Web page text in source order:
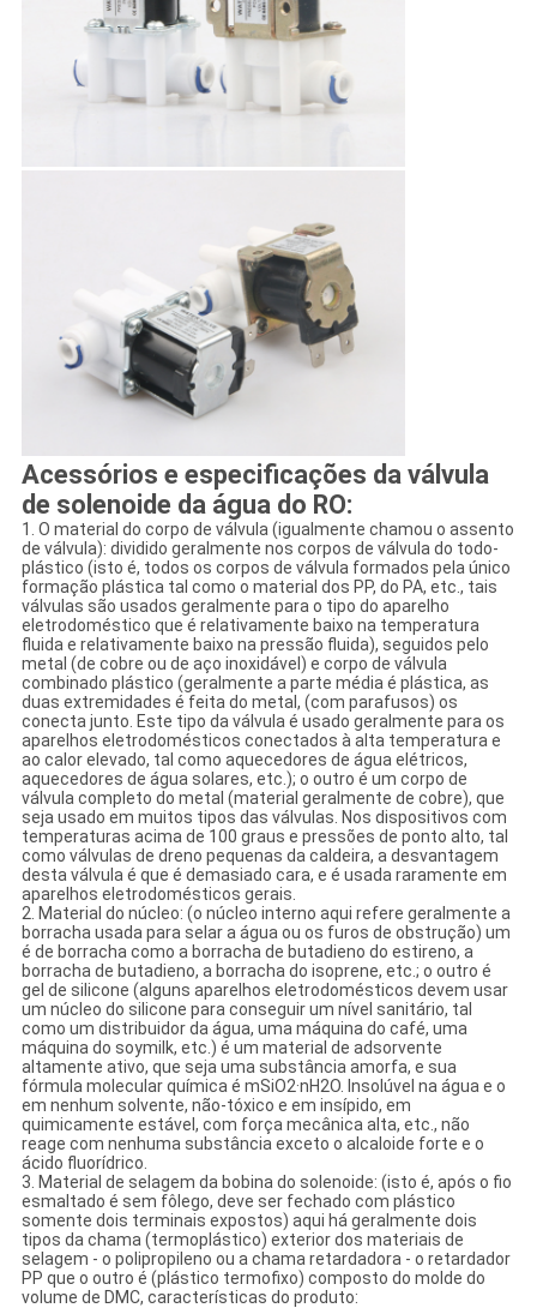
Acessórios e especificações da válvula
de solenoide da água do RO:
1. O material do corpo de válvula (igualmente chamou o assento
de válvula): dividido geralmente nos corpos de válvula do todo-
plástico (isto é, todos os corpos de válvula formados pela único
formação plástica tal como o material dos PP, do PA, etc., tais
válvulas são usados geralmente para o tipo do aparelho
eletrodoméstico que é relativamente baixo na temperatura
fluida e relativamente baixo na pressão fluida), seguidos pelo
metal (de cobre ou de aço inoxidável) e corpo de válvula
combinado plástico (geralmente a parte média é plástica, as
duas extremidades é feita do metal, (com parafusos) os
conecta junto. Este tipo da válvula é usado geralmente para os
aparelhos eletrodomésticos conectados à alta temperatura e
ao calor elevado, tal como aquecedores de água elétricos,
aquecedores de água solares, etc.); o outro é um corpo de
válvula completo do metal (material geralmente de cobre), que
seja usado em muitos tipos das válvulas. Nos dispositivos com
temperaturas acima de 100 graus e pressões de ponto alto, tal
como válvulas de dreno pequenas da caldeira, a desvantagem
desta válvula é que é demasiado cara, e é usada raramente em
aparelhos eletrodomésticos gerais.
2. Material do núcleo: (o núcleo interno aqui refere geralmente a
borracha usada para selar a água ou os furos de obstrução) um
é de borracha como a borracha de butadieno do estireno, a
borracha de butadieno, a borracha do isoprene, etc.; o outro é
gel de silicone (alguns aparelhos eletrodomésticos devem usar
um núcleo do silicone para conseguir um nível sanitário, tal
como um distribuidor da água, uma máquina do café, uma
máquina do soymilk, etc.) é um material de adsorvente
altamente ativo, que seja uma substância amorfa, e sua
fórmula molecular química é mSiO2·nH2O. Insolúvel na água e o
em nenhum solvente, não-tóxico e em insípido, em
quimicamente estável, com força mecânica alta, etc., não
reage com nenhuma substância exceto o alcaloide forte e o
ácido fluorídrico.
3. Material de selagem da bobina do solenoide: (isto é, após o fio
esmaltado é sem fôlego, deve ser fechado com plástico
somente dois terminais expostos) aqui há geralmente dois
tipos da chama (termoplástico) exterior dos materiais de
selagem - o polipropileno ou a chama retardadora - o retardador
PP que o outro é (plástico termofixo) composto do molde do
volume de DMC, características do produto: